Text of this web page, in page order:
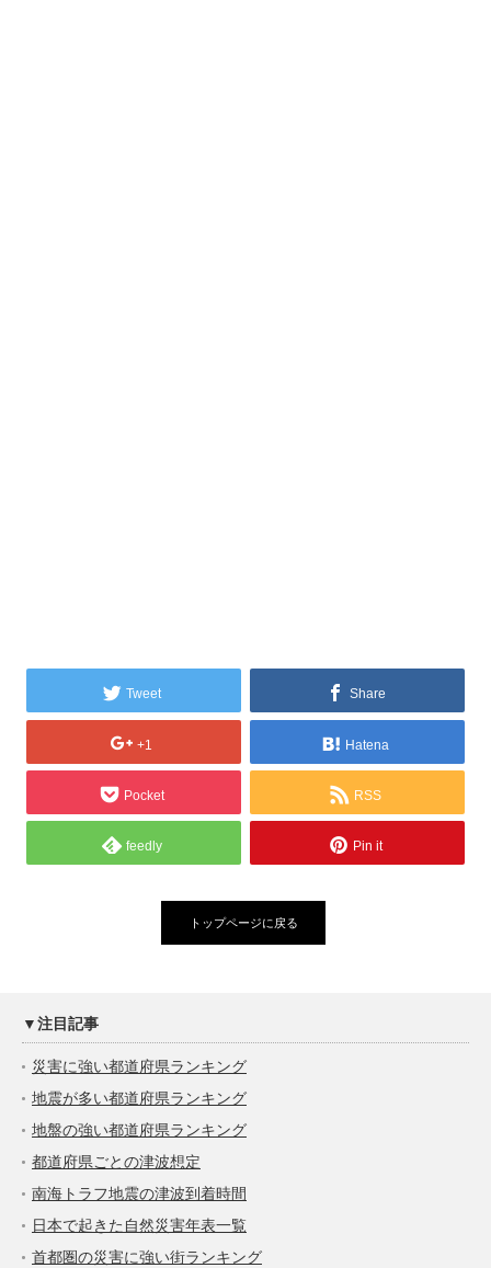
Tweet Share
+1 Hatena
Pocket RSS
feedly Pin it
トップページに戻る
▼注目記事
災害に強い都道府県ランキング
地震が多い都道府県ランキング
地盤の強い都道府県ランキング
都道府県ごとの津波想定
南海トラフ地震の津波到着時間
日本で起きた自然災害年表一覧
首都圏の災害に強い街ランキング